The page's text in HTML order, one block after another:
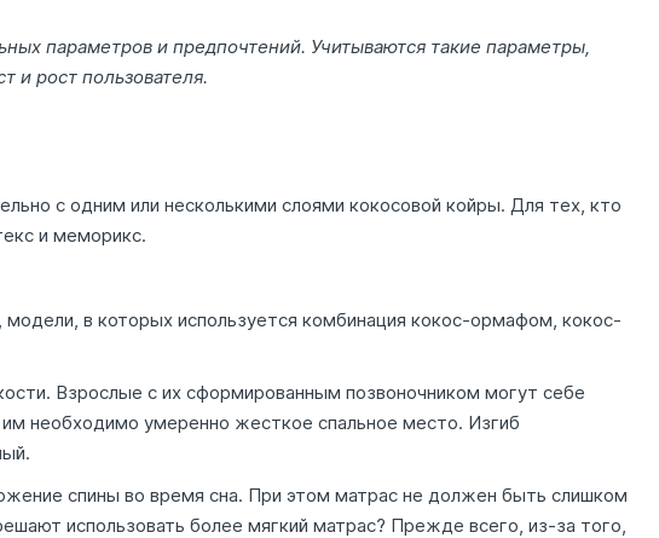
параметров и предпочтений. Учитываются такие параметры,
и рост пользователя.
с одним или несколькими слоями кокосовой койры. Для тех, кто
и меморикс.
в которых используется комбинация кокос-ормафом, кокос-
Взрослые с их сформированным позвоночником могут себе
необходимо умеренно жесткое спальное место. Изгиб
спины во время сна. При этом матрас не должен быть слишком
использовать более мягкий матрас? Прежде всего, из-за того,